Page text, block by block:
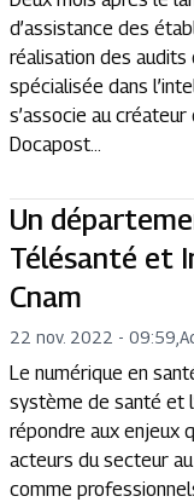
d’assistance des
réalisation des
spécialisée dans
s’associe au
Docapost...
Un
Télésanté et
Cnam
22 nov. 2022 - 09:59
Le numérique en
système de santé et
répondre aux enjeux
acteurs du secteur
comme